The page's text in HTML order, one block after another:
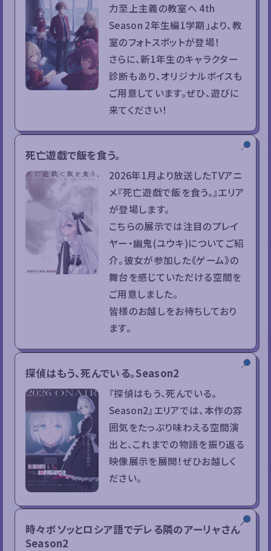
力至上主義の教室へ 4th
Season 2年生編1学期」より、教
室のフォトスポットが登場！
さらに、新1年生のキャラクター
診断もあり、オリジナルボイスも
ご用意しています。ぜひ、遊びに
来てください！
死亡遊戯で飯を食う。
2026年1月より放送したTVアニ
メ『死亡遊戯で飯を食う。』エリア
が登場します。
こちらの展示では注目のプレイ
ヤー・幽鬼(ユウキ)についてご紹
介。彼女が参加した《ゲーム》の
舞台を感じていただける空間を
ご用意しました。
皆様のお越しをお待ちしており
ます。
探偵はもう、死んでいる。Season2
『探偵はもう、死んでいる。
Season2』エリアでは、本作の雰
囲気をたっぷり味わえる空間演
出と、これまでの物語を振り返る
映像展示を展開！ぜひお越しく
ださい。
時々ボソッとロシア語でデレる隣のアーリャさん
Season2